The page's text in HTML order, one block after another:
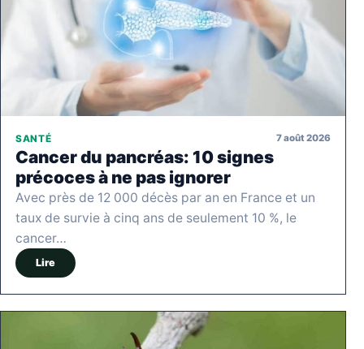
SANTÉ 7 août 2026
Cancer du pancréas: 10 signes
précoces à ne pas ignorer
Avec près de 12 000 décès par an en France et un
taux de survie à cinq ans de seulement 10 %, le
cancer…
Lire